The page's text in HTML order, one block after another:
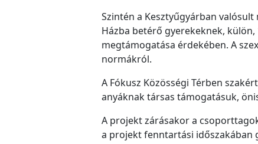
Szintén a Kesztyűgyárban
Házba betérő gyerekeknek,
megtámogatása érdekében. A
normákról.
A Fókusz Közösségi Térben
anyáknak társas támogatásuk,
A projekt zárásakor a
a projekt fenntartási időszakában